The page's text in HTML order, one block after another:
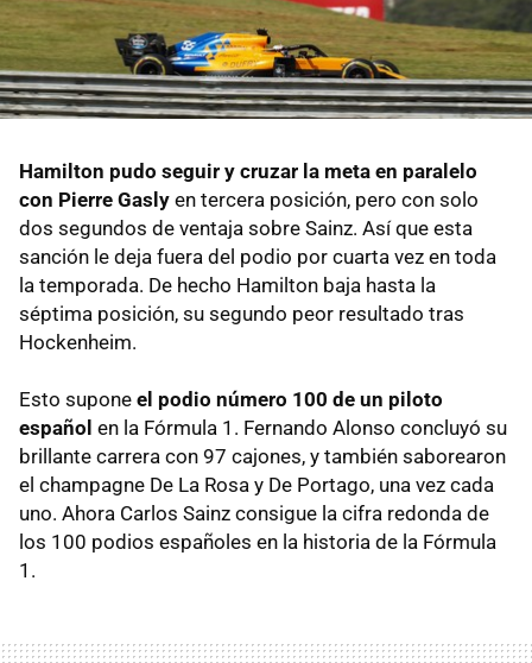
Hamilton pudo seguir y cruzar la meta en paralelo
con Pierre Gasly en tercera posición, pero con solo
dos segundos de ventaja sobre Sainz. Así que esta
sanción le deja fuera del podio por cuarta vez en toda
la temporada. De hecho Hamilton baja hasta la
séptima posición, su segundo peor resultado tras
Hockenheim.
Esto supone el podio número 100 de un piloto
español en la Fórmula 1. Fernando Alonso concluyó su
brillante carrera con 97 cajones, y también saborearon
el champagne De La Rosa y De Portago, una vez cada
uno. Ahora Carlos Sainz consigue la cifra redonda de
los 100 podios españoles en la historia de la Fórmula
1.